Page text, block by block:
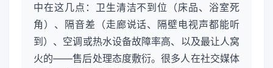
中在这几点：卫生清洁不到位（床品、浴室死
角）、隔音差（走廊说话、隔壁电视声都能听
到）、空调或热水设备故障率高、以及最让人窝
火的——售后处理态度敷衍。很多人在社交媒体